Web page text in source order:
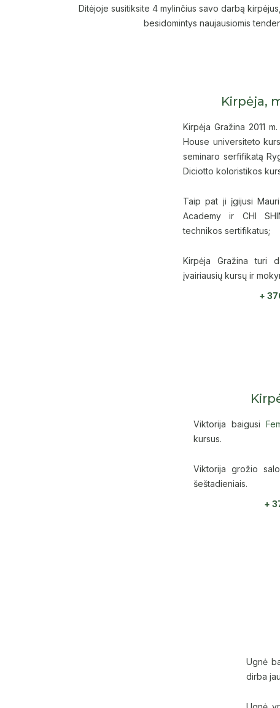
Ditėjoje susitiksite 4 mylinčius savo darbą
besidomintys naujausiomis
Kirpėja,
Kirpėja Gražina 2011
House universiteto
seminaro serfifikatą
Diciotto koloristikos
Taip pat ji įgijusi
Academy ir CHI
technikos sertifikatus;
Kirpėja Gražina turi
įvairiausių kursų ir
+
Viktorija baigusi
kursus.
Viktorija grožio
šeštadieniais.
+
Ugnė
dirba